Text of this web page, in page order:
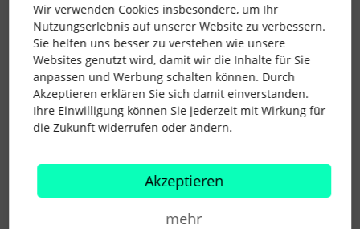
Ich hoffe, das hilft ein wenig weiter.
Viele Grüße
Andreas
anwesenheiten
Wir verwenden Cookies insbesondere, um Ihr
Nutzungserlebnis auf unserer Website zu verbessern.
Sie helfen uns besser zu verstehen wie unsere
Websites genutzt wird, damit wir die Inhalte für Sie
anpassen und Werbung schalten können. Durch
Akzeptieren erklären Sie sich damit einverstanden.
Ihre Einwilligung können Sie jederzeit mit Wirkung für
die Zukunft widerrufen oder ändern.
Akzeptieren
mehr